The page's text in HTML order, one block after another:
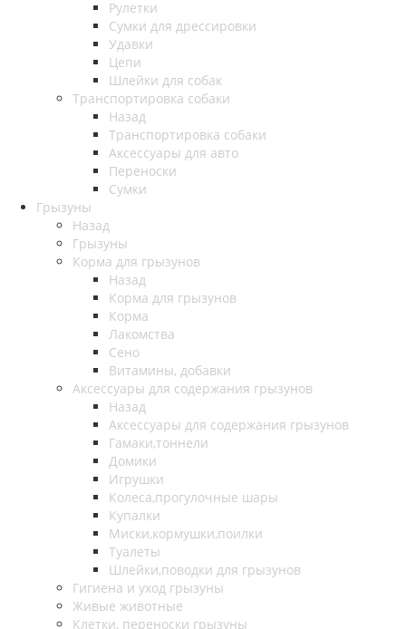
Рулетки
Сумки для дрессировки
Удавки
Цепи
Шлейки для собак
Транспортировка собаки
Назад
Транспортировка собаки
Аксессуары для авто
Переноски
Сумки
Грызуны
Назад
Грызуны
Корма для грызунов
Назад
Корма для грызунов
Корма
Лакомства
Сено
Витамины, добавки
Аксессуары для содержания грызунов
Назад
Аксессуары для содержания грызунов
Гамаки,тоннели
Домики
Игрушки
Колеса,прогулочные шары
Купалки
Миски,кормушки,поилки
Туалеты
Шлейки,поводки для грызунов
Гигиена и уход грызуны
Живые животные
Клетки, переноски грызуны